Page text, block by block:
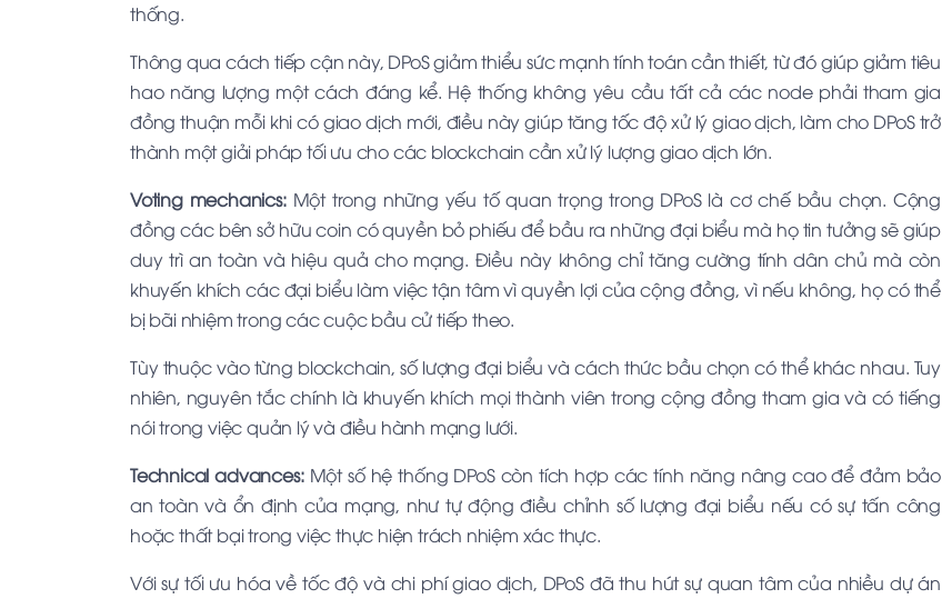
thống.
Thông qua cách tiếp cận này, DPoS giảm thiểu sức mạnh tính toán cần thiết, từ đó giúp giảm tiêu
hao năng lượng một cách đáng kể. Hệ thống không yêu cầu tất cả các node phải tham gia
đồng thuận mỗi khi có giao dịch mới, điều này giúp tăng tốc độ xử lý giao dịch, làm cho DPoS trở
thành một giải pháp tối ưu cho các blockchain cần xử lý lượng giao dịch lớn.
Voting mechanics:Một trong những yếu tố quan trọng trong DPoS là cơ chế bầu chọn. Cộng
đồng các bên sở hữu coin có quyền bỏ phiếu để bầu ra những đại biểu mà họ tin tưởng sẽ giúp
duy trì an toàn và hiệu quả cho mạng. Điều này không chỉ tăng cường tính dân chủ mà còn
khuyến khích các đại biểu làm việc tận tâm vì quyền lợi của cộng đồng, vì nếu không, họ có thể
bị bãi nhiệm trong các cuộc bầu cử tiếp theo.
Tùy thuộc vào từng blockchain, số lượng đại biểu và cách thức bầu chọn có thể khác nhau. Tuy
nhiên, nguyên tắc chính là khuyến khích mọi thành viên trong cộng đồng tham gia và có tiếng
nói trong việc quản lý và điều hành mạng lưới.
Technical advances:Một số hệ thống DPoS còn tích hợp các tính năng nâng cao để đảm bảo
an toàn và ổn định của mạng, như tự động điều chỉnh số lượng đại biểu nếu có sự tấn công
hoặc thất bại trong việc thực hiện trách nhiệm xác thực.
Với sự tối ưu hóa về tốc độ và chi phí giao dịch, DPoS đã thu hút sự quan tâm của nhiều dự án